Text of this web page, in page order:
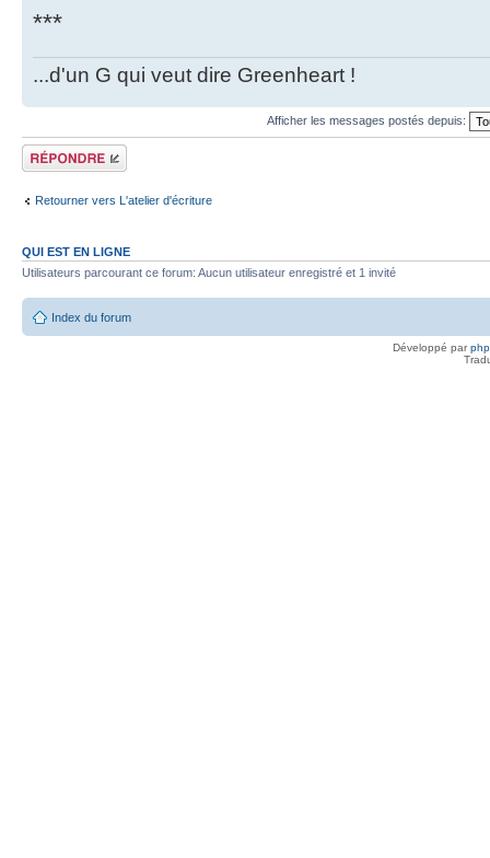
***
...d'un G qui veut dire Greenheart !
Afficher les messages postés depuis:
Répondre
Retourner vers L'atelier d'écriture
QUI EST EN LIGNE
Utilisateurs parcourant ce forum: Aucun utilisateur enregistré et 1 invité
Index du forum
Développé par